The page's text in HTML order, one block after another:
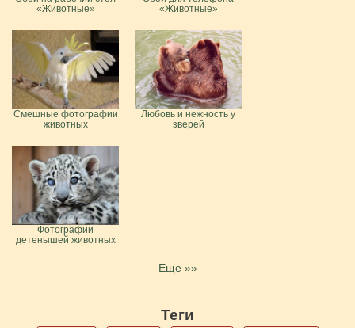
«Животные»
«Животные»
Смешные фотографии
животных
Любовь и нежность у
зверей
Фотографии
детенышей животных
Еще »»
Теги